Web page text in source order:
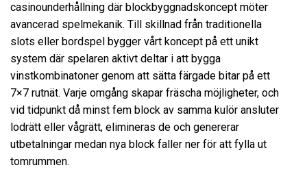
casinounderhållning där blockbyggnadskoncept möter
avancerad spelmekanik. Till skillnad från traditionella
slots eller bordspel bygger vårt koncept på ett unikt
system där spelaren aktivt deltar i att bygga
vinstkombinatoner genom att sätta färgade bitar på ett
7×7 rutnät. Varje omgång skapar fräscha möjligheter, och
vid tidpunkt då minst fem block av samma kulör ansluter
lodrätt eller vågrätt, elimineras de och genererar
utbetalningar medan nya block faller ner för att fylla ut
tomrummen.